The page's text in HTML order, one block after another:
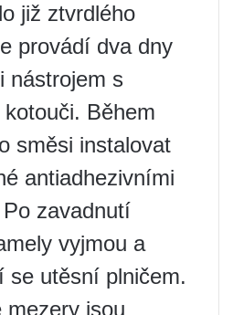
již ztvrdlého
provádí dva dny
nástrojem s
Během
směsi instalovat
antiadhezivními
zavadnutí
vyjmou a
se utěsní plničem.
mezery jsou